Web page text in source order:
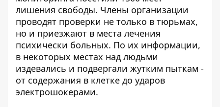
лишения свободы. Члены организации
проводят проверки не только в тюрьмах,
но и приезжают в места лечения
психически больных. По их информации,
в некоторых местах над людьми
издевались и подвергали жутким пыткам -
от содержания в клетке до ударов
электрошокерами.